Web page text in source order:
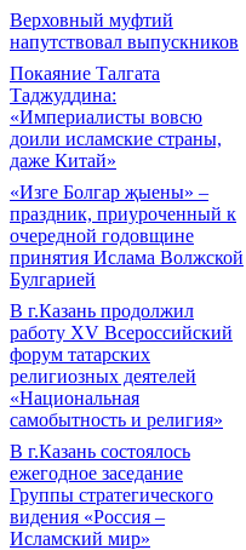
Верховный муфтий
напутствовал выпускников
Покаяние Талгата
Таджуддина:
«Империалисты вовсю
доили исламские страны,
даже Китай»
«Изге Болгар җыены» –
праздник, приуроченный к
очередной годовщине
принятия Ислама Волжской
Булгарией
В г.Казань продолжил
работу XV Всероссийский
форум татарских
религиозных деятелей
«Национальная
самобытность и религия»
В г.Казань состоялось
ежегодное заседание
Группы стратегического
видения «Россия –
Исламский мир»